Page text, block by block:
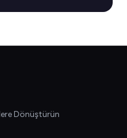
Dönüştürün